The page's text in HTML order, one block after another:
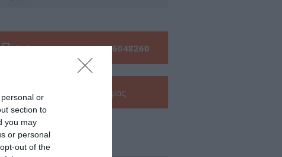
or
section to
you may
or personal
out of the
Τηλεφωνήστε μας:210 6048260
Δείτε την μας
για εμάς